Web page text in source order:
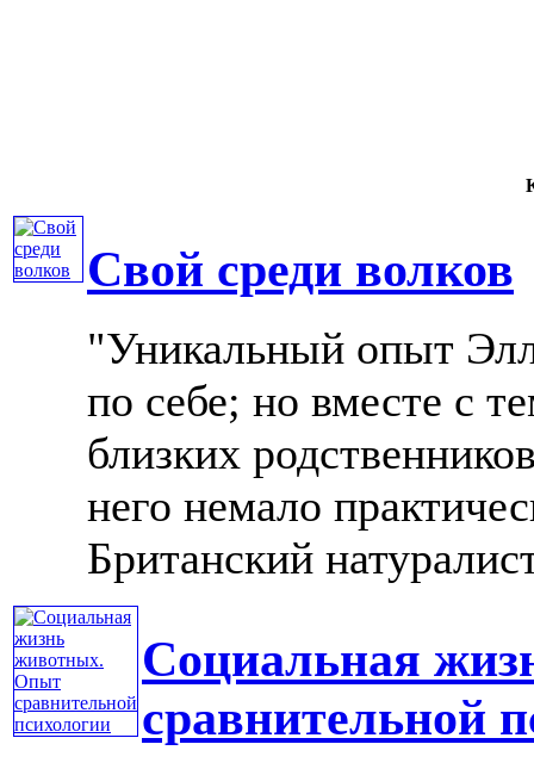
Свой среди волков
"Уникальный опыт
по себе; но вместе с
близких
него немало
Британский
Социальная
сравнительной